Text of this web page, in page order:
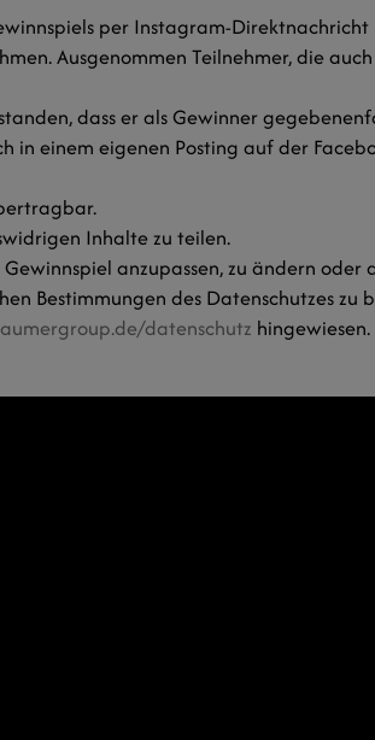
per Instagram-
Ausgenommen Teilnehmer, die
dass er als Gewinner
in einem eigenen Posting auf der
Inhalte zu teilen.
anzupassen, zu ändern
Bestimmungen des Datenschutzes
datenschutz hingewiesen.